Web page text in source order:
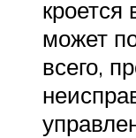
кроется
может
всего,